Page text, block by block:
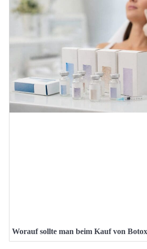
Worauf sollte man beim Kauf von